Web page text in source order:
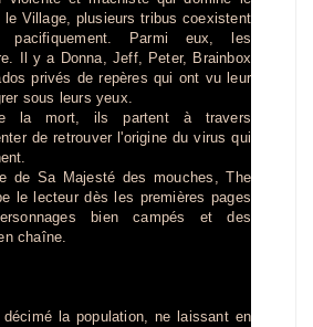
le Village, plusieurs tribus coexistent
Parmi eux, les
Il y a Donna, Jeff, Peter, Brainbox
privés de repères qui ont vu leur
sous leurs yeux.
la mort, ils partent à travers
de retrouver l'origine du virus qui
de Sa Majesté des mouches, The
le lecteur dès les premières pages
bien campés et des
chaîne.
la population, ne laissant en